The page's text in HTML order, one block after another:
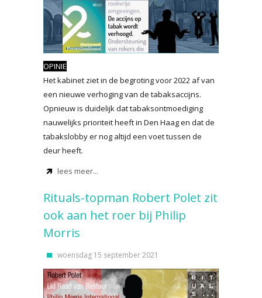
OPINIE
Het kabinet ziet in de begroting voor 2022 af van
een nieuwe verhoging van de tabaksaccijns.
Opnieuw is duidelijk dat tabaksontmoediging
nauwelijks prioriteit heeft in Den Haag en dat de
tabakslobby er nog altijd een voet tussen de
deur heeft.
lees meer...
Rituals-topman Robert Polet zit
ook aan het roer bij Philip
Morris
woensdag 15 september 2021